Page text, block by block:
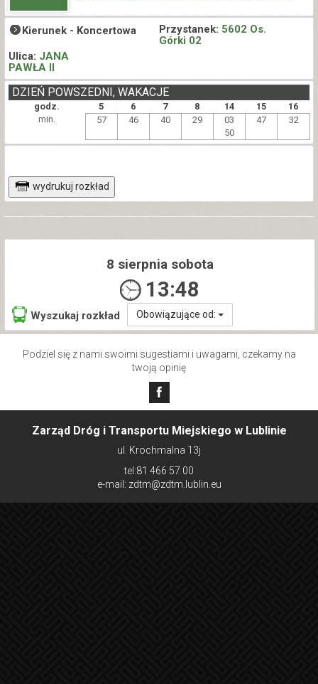
Kierunek - Koncertowa Przystanek: 5602 Os.
Górki 02
Ulica: JANA
PAWŁA II
godz. 5 6 7 8 14 15 16
DZIEŃ POWSZEDNI, WAKACJE
min. 57 46 40 29
03
50
47 32
wydrukuj rozkład
8 sierpnia sobota
13:48
Wyszukaj rozkład Obowiązujące od:
Podziel się z nami swoimi sugestiami i uwagami, czekamy na
twoją opinię
Zarząd Dróg i Transportu Miejskiego w Lublinie
ul. Krochmalna 13j
tel:81 466 57 00
e-mail: zdtm@zdtm.lublin.eu